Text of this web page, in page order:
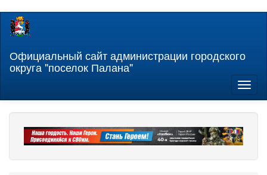
Перейти
содержанию
Официальный сайт администрации городского
округа "поселок Палана"